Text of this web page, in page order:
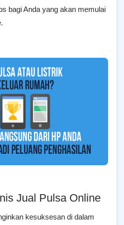
bagi Anda yang akan memulai
Jual Pulsa Online
kesuksesan di dalam